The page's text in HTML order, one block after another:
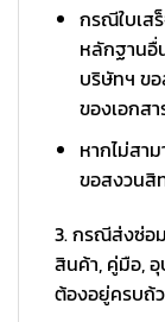
กรณีใบเส
หลักฐานอื่
บริษัทฯ ข
ของเอกส
หากไม่สา
ขอสงวนสิ
3. กรณีส่งซ่อ
สินค้า, คู่มือ,
ต้องอยู่ครบ